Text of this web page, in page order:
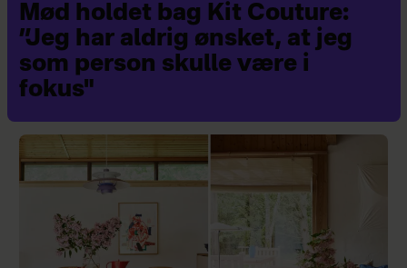
Mød holdet bag Kit Couture:
”Jeg har aldrig ønsket, at jeg
som person skulle være i
fokus"